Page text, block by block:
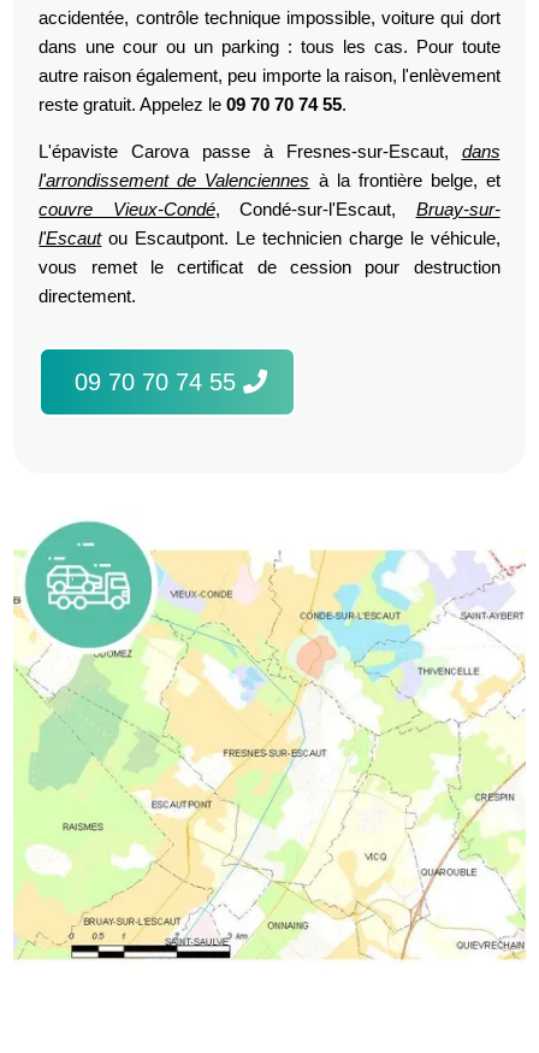
accidentée, contrôle technique impossible, voiture qui dort
dans une cour ou un parking : tous les cas. Pour toute
autre raison également, peu importe la raison, l'enlèvement
reste gratuit. Appelez le09 70 70 74 55.
L'épaviste Carova passe à Fresnes-sur-Escaut, dans
l'arrondissement de Valenciennes à la frontière belge, et
couvre Vieux-Condé, Condé-sur-l'Escaut, Bruay-sur-
l'Escautou Escautpont. Le technicien charge le véhicule,
vous remet le certificat de cession pour destruction
directement.
09 70 70 74 55